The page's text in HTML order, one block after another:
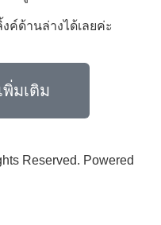
ด้านล่างได้เลยค่ะ
พิ่มเติม
Reserved. Powered